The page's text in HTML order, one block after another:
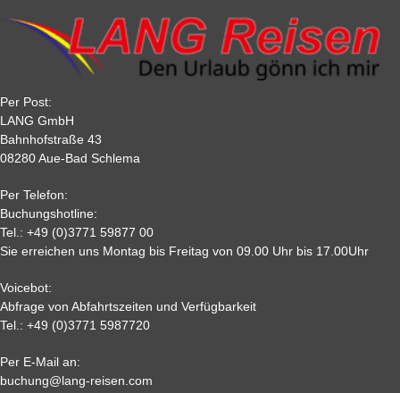
Per Post:
LANG GmbH
Bahnhofstraße 43
08280 Aue-Bad Schlema
Per Telefon:
Buchungshotline:
Tel.: +49 (0)3771 59877 00
Sie erreichen uns Montag bis Freitag von 09.00 Uhr bis 17.00Uhr
Voicebot:
Abfrage von Abfahrtszeiten und Verfügbarkeit
Tel.: +49 (0)3771 5987720
Per E-Mail an:
buchung@lang-reisen.com